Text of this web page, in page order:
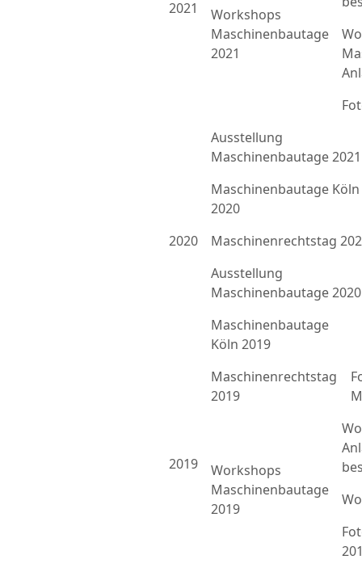
2021
Workshops
Maschinenbautage
2021
Ausstellung
Maschinenbautage 2021
2020
Maschinenbautage Köln
2020
Maschinenrechtstag
Ausstellung
Maschinenbautage 2020
2019
Maschinenbautage
Köln 2019
Maschinenrechtstag
2019
Workshops
Maschinenbautage
2019